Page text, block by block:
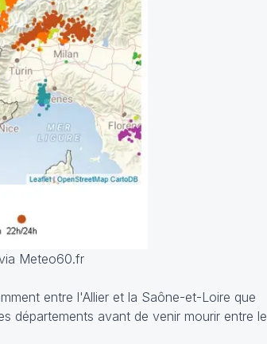
Meteo60.fr
entre l'Allier et la Saône-et-Loire que
départements avant de venir mourir entre le